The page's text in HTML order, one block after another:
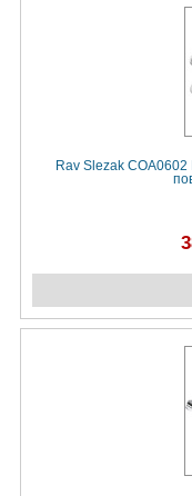
Rav Slezak